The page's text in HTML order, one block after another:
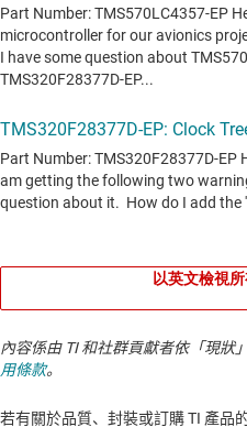
以英文檢視
內容係由 TI 和社群貢獻者依「現狀
用條款。
若有關於品質、封裝或訂購 TI 產品